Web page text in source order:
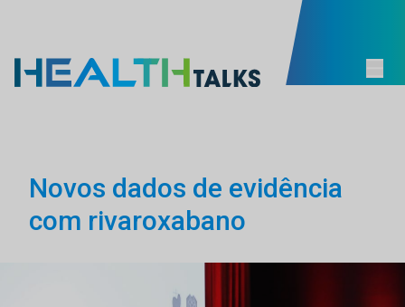
Novos dados de evidência
com rivaroxabano